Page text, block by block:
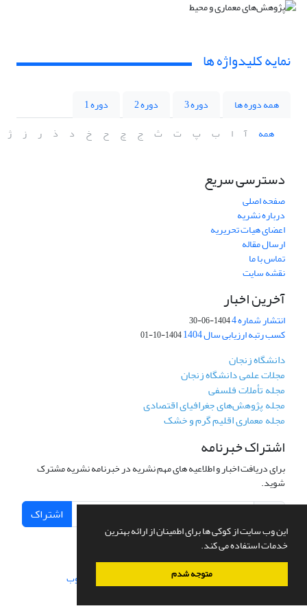
این وب سایت از کوکی ها برای اطمینان از ارائه بهترین
خدمات استفاده می کند.
متوجه شدم
نمایه کلیدواژه ها
همه دوره ها دوره 3 دوره 2
دوره 1
همه
آ ا ب پ ت ث ج چ ح خ د ذ ر ز ژ
دسترسی سریع
صفحه اصلی
درباره نشریه
اعضای هیات تحریریه
ارسال مقاله
تماس با ما
نقشه سایت
آخرین اخبار
انتشار شماره 4 1404-06-30
کسب رتبه ارزیابی سال 1404 1404-10-01
دانشگاه زنجان
مجلات علمی دانشگاه زنجان
مجله تأملات فلسفی
مجله پژوهش‌های جغرافیای اقتصادی
مجله معماری اقلیم گرم و خشک
اشتراک خبرنامه
برای دریافت اخبار و اطلاعیه های مهم نشریه در خبرنامه نشریه مشترک
شوید.
اشتراک
سامانه مدیریت نشریات علمی.طراحی و پیاده سازی از سیناوب